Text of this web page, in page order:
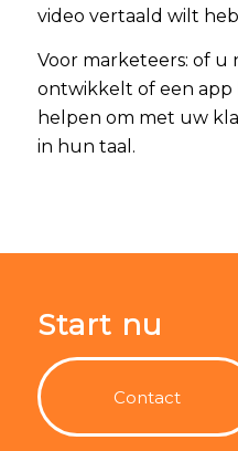
video vertaald wilt
Voor marketeers: of u
ontwikkelt of een app
helpen om met uw
in hun taal.
Start nu
Contact